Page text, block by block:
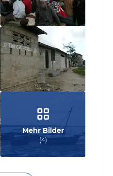
Mehr Bilder
(4)